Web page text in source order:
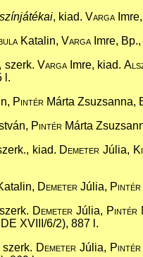
, kiad. Varga
Katalin, Varga Imre,
szerk. VargaImre, kiad.
l.
Pintér Márta Zsuzsanna,
Pintér Márta
kiad. Demeter Júlia,
Demeter Júlia, Pintér
Demeter Júlia, Pintér
XVIII/6/2), 887 l.
szerk. DemeterJúlia, Pintér